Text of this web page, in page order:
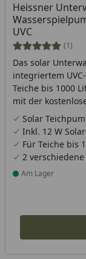
Heissner
UVC
(1)
Das solar
integriertem
Teiche bis 1000
mit der
Solar
Inkl. 12 W
Für Teiche bis
2
Produkt am
Am Lager